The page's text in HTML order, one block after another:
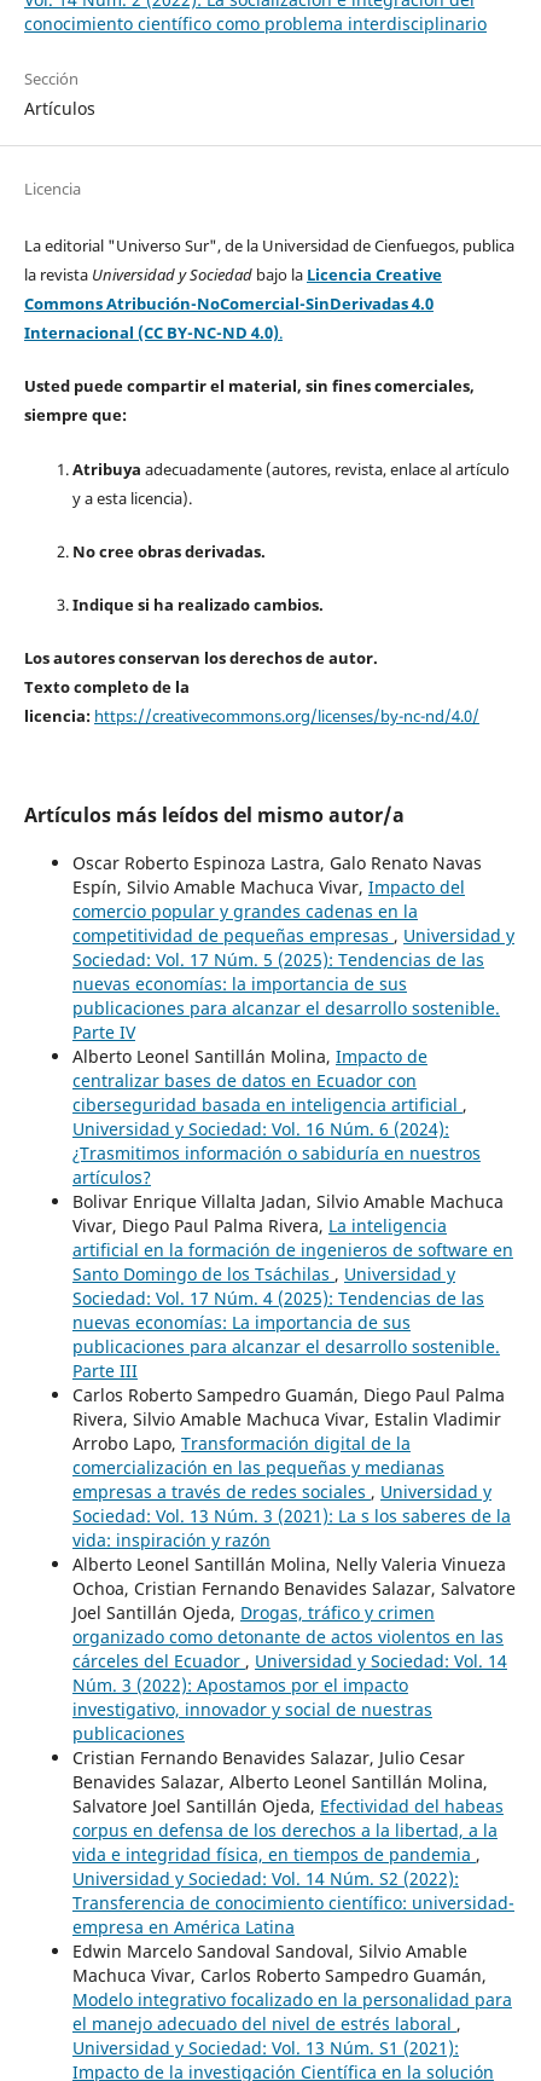
conocimiento científico como problema interdisciplinario
Sección
Artículos
Licencia
La editorial "Universo Sur", de la Universidad de Cienfuegos, publica
la revista Universidad y Sociedad bajo la Licencia Creative
Commons Atribución-NoComercial-SinDerivadas 4.0
Internacional (CC BY-NC-ND 4.0).
Usted puede compartir el material, sin fines comerciales,
siempre que:
Atribuya adecuadamente (autores, revista, enlace al artículo
y a esta licencia).
No cree obras derivadas.
Indique si ha realizado cambios.
Los autores conservan los derechos de autor.
Texto completo de la
licencia: https://creativecommons.org/licenses/by-nc-nd/4.0/
Artículos más leídos del mismo autor/a
Oscar Roberto Espinoza Lastra, Galo Renato Navas
Espín, Silvio Amable Machuca Vivar, Impacto del
comercio popular y grandes cadenas en la
competitividad de pequeñas empresas , Universidad y
Sociedad: Vol. 17 Núm. 5 (2025): Tendencias de las
nuevas economías: la importancia de sus
publicaciones para alcanzar el desarrollo sostenible.
Parte IV
Alberto Leonel Santillán Molina, Impacto de
centralizar bases de datos en Ecuador con
ciberseguridad basada en inteligencia artificial ,
Universidad y Sociedad: Vol. 16 Núm. 6 (2024):
¿Trasmitimos información o sabiduría en nuestros
artículos?
Bolivar Enrique Villalta Jadan, Silvio Amable Machuca
Vivar, Diego Paul Palma Rivera, La inteligencia
artificial en la formación de ingenieros de software en
Santo Domingo de los Tsáchilas , Universidad y
Sociedad: Vol. 17 Núm. 4 (2025): Tendencias de las
nuevas economías: La importancia de sus
publicaciones para alcanzar el desarrollo sostenible.
Parte III
Carlos Roberto Sampedro Guamán, Diego Paul Palma
Rivera, Silvio Amable Machuca Vivar, Estalin Vladimir
Arrobo Lapo, Transformación digital de la
comercialización en las pequeñas y medianas
empresas a través de redes sociales , Universidad y
Sociedad: Vol. 13 Núm. 3 (2021): La s los saberes de la
vida: inspiración y razón
Alberto Leonel Santillán Molina, Nelly Valeria Vinueza
Ochoa, Cristian Fernando Benavides Salazar, Salvatore
Joel Santillán Ojeda, Drogas, tráfico y crimen
organizado como detonante de actos violentos en las
cárceles del Ecuador , Universidad y Sociedad: Vol. 14
Núm. 3 (2022): Apostamos por el impacto
investigativo, innovador y social de nuestras
publicaciones
Cristian Fernando Benavides Salazar, Julio Cesar
Benavides Salazar, Alberto Leonel Santillán Molina,
Salvatore Joel Santillán Ojeda, Efectividad del habeas
corpus en defensa de los derechos a la libertad, a la
vida e integridad física, en tiempos de pandemia ,
Universidad y Sociedad: Vol. 14 Núm. S2 (2022):
Transferencia de conocimiento científico: universidad-
empresa en América Latina
Edwin Marcelo Sandoval Sandoval, Silvio Amable
Machuca Vivar, Carlos Roberto Sampedro Guamán,
Modelo integrativo focalizado en la personalidad para
el manejo adecuado del nivel de estrés laboral ,
Universidad y Sociedad: Vol. 13 Núm. S1 (2021):
Impacto de la investigación Científica en la solución